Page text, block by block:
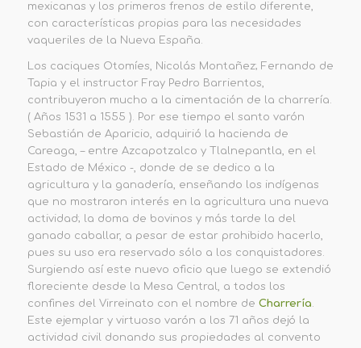
mexicanas y los primeros frenos de estilo diferente,
con características propias para las necesidades
vaqueriles de la Nueva España.
Los caciques Otomíes, Nicolás Montañez; Fernando de
Tapia y el instructor Fray Pedro Barrientos,
contribuyeron mucho a la cimentación de la charrería.
( Años 1531 a 1555 ). Por ese tiempo el santo varón
Sebastián de Aparicio, adquirió la hacienda de
Careaga, – entre Azcapotzalco y Tlalnepantla, en el
Estado de México -, donde de se dedico a la
agricultura y la ganadería, enseñando los indígenas
que no mostraron interés en la agricultura una nueva
actividad; la doma de bovinos y más tarde la del
ganado caballar, a pesar de estar prohibido hacerlo,
pues su uso era reservado sólo a los conquistadores.
Surgiendo así este nuevo oficio que luego se extendió
floreciente desde la Mesa Central, a todos los
confines del Virreinato con el nombre de Charrería.
Este ejemplar y virtuoso varón a los 71 años dejó la
actividad civil donando sus propiedades al convento